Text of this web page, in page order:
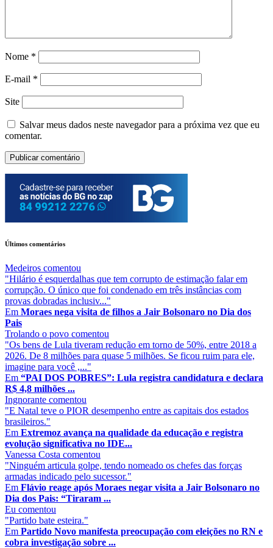
Nome *
E-mail *
Site
Salvar meus dados neste navegador para a próxima vez que eu
comentar.
Últimos comentários
Medeiros comentou
"Hilário é esquerdalhas que tem corrupto de estimação falar em
corrupção. O único que foi condenado em três instâncias com
provas dobradas inclusiv..."
Em Moraes nega visita de filhos a Jair Bolsonaro no Dia dos
Pais
Trolando o povo comentou
"Os bens de Lula tiveram redução em torno de 50%, entre 2018 a
2026. De 8 milhões para quase 5 milhões. Se ficou ruim para ele,
imagine para você ,..."
Em “PAI DOS POBRES”: Lula registra candidatura e declara
R$ 4,8 milhões ...
Ingnorante comentou
"E Natal teve o PIOR desempenho entre as capitais dos estados
brasileiros."
Em Extremoz avança na qualidade da educação e registra
evolução significativa no IDE...
Vanessa Costa comentou
"Ninguém articula golpe, tendo nomeado os chefes das forças
armadas indicado pelo sucessor."
Em Flávio reage após Moraes negar visita a Jair Bolsonaro no
Dia dos Pais: “Tiraram ...
Eu comentou
"Partido bate esteira."
Em Partido Novo manifesta preocupação com eleições no RN e
cobra investigação sobre ...